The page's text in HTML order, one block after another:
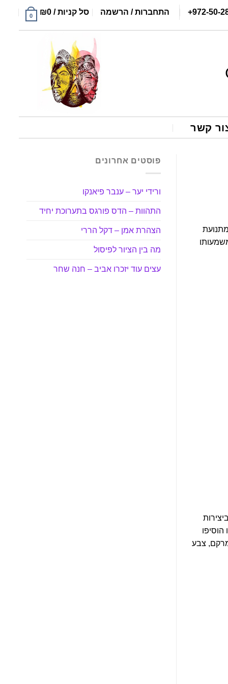
+972-50- התחברות / הרשמה סל קניות / ₪0
0
קשר
הוסיפו
צבע
פוסטים אחרונים
ורידי יער – ענבר פיאנקו
התהוות – הדס פורגס בתערוכת יחיד
הצהרת אמן – דקל הררי
מה בין הציור לפיסול
עצים עוד יזכרו אביב – חנה שחר